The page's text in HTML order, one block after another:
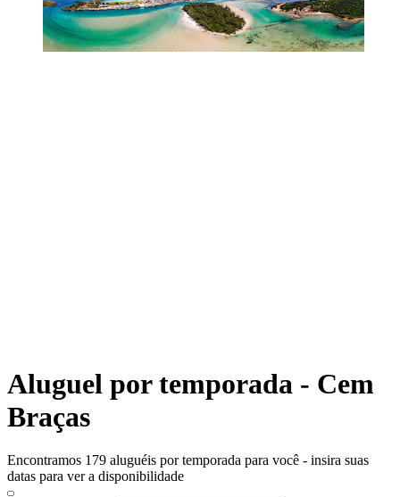
Aluguel por temporada - Cem
Braças
Encontramos 179 aluguéis por temporada para você - insira suas
datas para ver a disponibilidade